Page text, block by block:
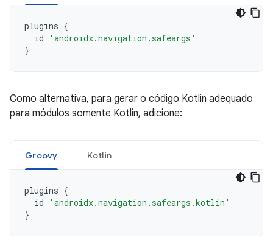
plugins {
id
'androidx.navigation.safeargs'
}
Como alternativa, para gerar o código Kotlin adequado
para módulos somente Kotlin, adicione:
Groovy Kotlin
plugins {
id
'androidx.navigation.safeargs.kotlin'
}